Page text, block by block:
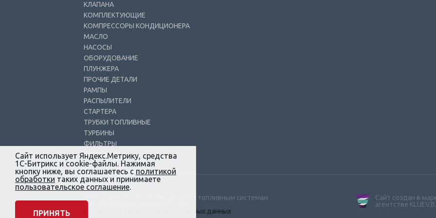
КЛАПАНА
КОМПЛЕКТУЮЩИЕ
КОМПРЕССОРЫ КОНДИЦИОНЕРА
МАСЛО
НАСОСЫ
ОБОРУДОВАНИЕ
ПЛУНЖЕРА
ПРОЧИЕ ДЕТАЛИ
РАМПЫ
РАСПЫЛИТЕЛИ
СТАРТЕРА
ТРУБКИ ТОПЛИВНЫЕ
ТУРБИНЫ
ФИЛЬТРЫ
ФОРСУНКИ
© КТС-Дизель – Комплектующие к топливным системам
Все права защищены, 2003 – 2025
Согласие на обработку персональных данных
Сайт создан в
агентстве
Сайт использует Яндекс.Метрику, средства
1С-Битрикс и cookie-файлы. Нажимая
кнопку ниже, вы соглашаетесь с политикой
обработки таких данных и принимаете
пользовательское соглашение.
ПРИНЯТЬ